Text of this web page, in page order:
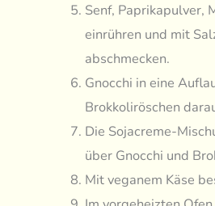
Senf, Paprikapulver,
einrühren und mit
abschmecken.
Gnocchi in eine
Brokkoliröschen
Die Sojacreme-
über Gnocchi und
Mit veganem Käse